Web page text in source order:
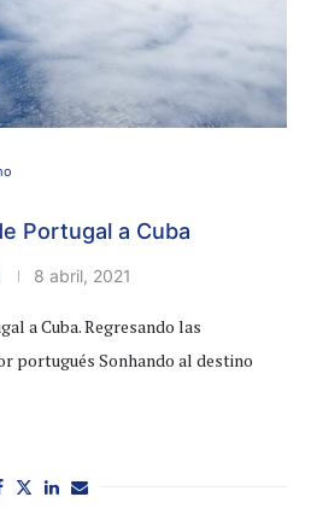
Portugal a Cuba
8 abril, 2021
a Cuba. Regresando las
portugués Sonhando al destino